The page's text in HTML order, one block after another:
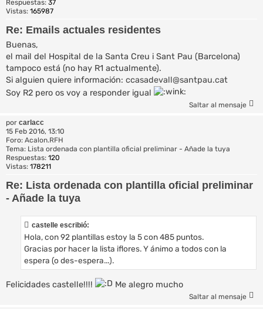
Respuestas: 37
Vistas: 165987
Re: Emails actuales residentes
Buenas,
el mail del Hospital de la Santa Creu i Sant Pau (Barcelona)
tampoco está (no hay R1 actualmente).
Si alguien quiere información: ccasadevall@santpau.cat
Soy R2 pero os voy a responder igual
Saltar al mensaje
por carlacc
15 Feb 2016, 13:10
Foro: Acalon.RFH
Tema: Lista ordenada con plantilla oficial preliminar - Añade la tuya
Respuestas: 120
Vistas: 178211
Re: Lista ordenada con plantilla oficial preliminar
- Añade la tuya
castelle escribió:
Hola, con 92 plantillas estoy la 5 con 485 puntos.
Gracias por hacer la lista iflores. Y ánimo a todos con la
espera (o des-espera...).
Felicidades castelle!!!! Me alegro mucho
Saltar al mensaje